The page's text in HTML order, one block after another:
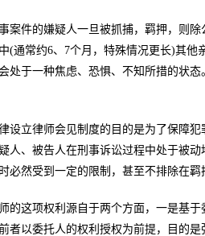
案件的嫌疑人一旦被抓捕，羁押，则
(通常约6、7个月，特殊情况更长)其
处于一种焦虑、恐惧、不知所措的状
设立律师会见制度的目的是为了保障
人、被告人在刑事诉讼过程中处于被
必然受到一定的限制，甚至不排除在羁
的这项权利源自于两个方面，一是基
者以委托人的权利授权为前提，目的